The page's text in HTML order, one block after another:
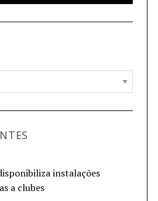
instalações
a clubes